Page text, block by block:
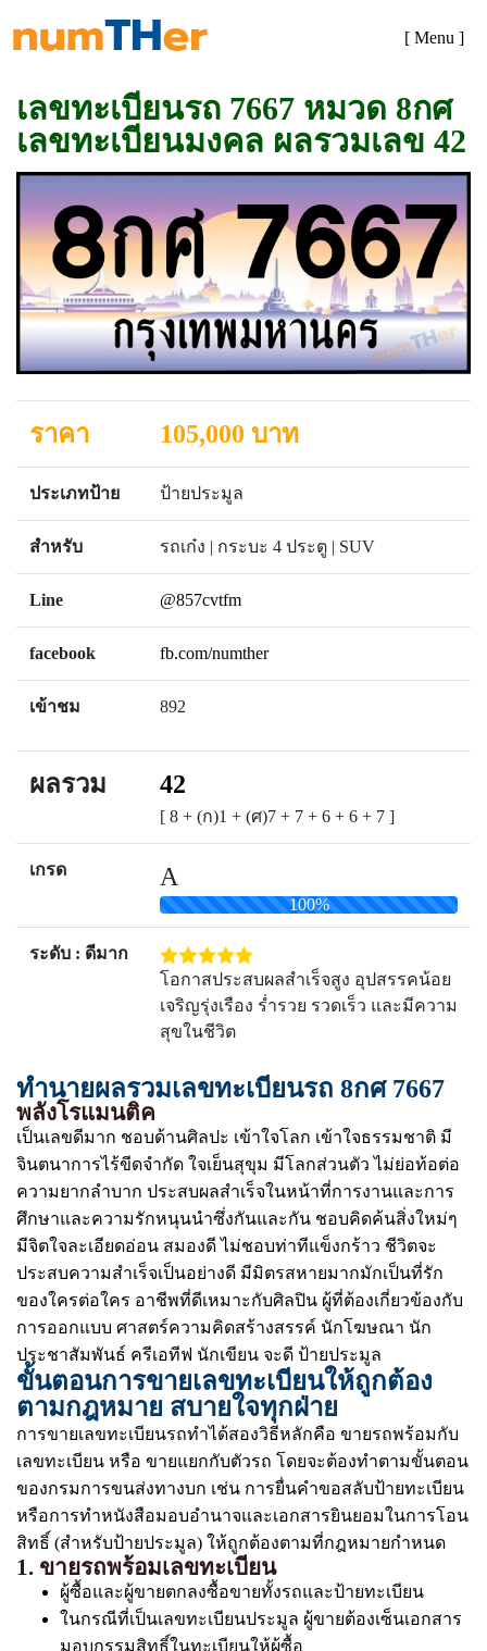
[ Menu ]
เลขทะเบียนรถ 7667 หมวด 8กศ
เลขทะเบียนมงคล ผลรวมเลข 42
ราคา 105,000 บาท
ประเภทป้าย ป้ายประมูล
สำหรับ รถเก๋ง | กระบะ 4 ประตู | SUV
Line @857cvtfm
facebook fb.com/numther
เข้าชม 892
ผลรวม 42
[ 8 + (ก)1 + (ศ)7 + 7 + 6 + 6 + 7 ]
เกรด A
100%
ระดับ : ดีมาก
โอกาสประสบผลสำเร็จสูง อุปสรรคน้อย
เจริญรุ่งเรือง ร่ำรวย รวดเร็ว และมีความ
สุขในชีวิต
ทำนายผลรวมเลขทะเบียนรถ 8กศ 7667
พลังโรแมนติค
เป็นเลขดีมาก ชอบด้านศิลปะ เข้าใจโลก เข้าใจธรรมชาติ มี
จินตนาการไร้ขีดจำกัด ใจเย็นสุขุม มีโลกส่วนตัว ไม่ย่อท้อต่อ
ความยากลำบาก ประสบผลสำเร็จในหน้าที่การงานและการ
ศึกษาและความรักหนุนนำซึ่งกันและกัน ชอบคิดค้นสิ่งใหม่ๆ
มีจิตใจละเอียดอ่อน สมองดี ไม่ชอบท่าทีแข็งกร้าว ชีวิตจะ
ประสบความสำเร็จเป็นอย่างดี มีมิตรสหายมากมักเป็นที่รัก
ของใครต่อใคร อาชีพที่ดีเหมาะกับศิลปิน ผู้ที่ต้องเกี่ยวข้องกับ
การออกแบบ ศาสตร์ความคิดสร้างสรรค์ นักโฆษณา นัก
ประชาสัมพันธ์ ครีเอทีฟ นักเขียน จะดี ป้ายประมูล
ขั้นตอนการขายเลขทะเบียนให้ถูกต้อง
ตามกฎหมาย สบายใจทุกฝ่าย
การขายเลขทะเบียนรถทำได้สองวิธีหลักคือ ขายรถพร้อมกับ
เลขทะเบียน หรือ ขายแยกกับตัวรถ โดยจะต้องทำตามขั้นตอน
ของกรมการขนส่งทางบก เช่น การยื่นคำขอสลับป้ายทะเบียน
หรือการทำหนังสือมอบอำนาจและเอกสารยินยอมในการโอน
สิทธิ์ (สำหรับป้ายประมูล) ให้ถูกต้องตามที่กฎหมายกำหนด
1. ขายรถพร้อมเลขทะเบียน
ผู้ซื้อและผู้ขายตกลงซื้อขายทั้งรถและป้ายทะเบียน
ในกรณีที่เป็นเลขทะเบียนประมูล ผู้ขายต้องเซ็นเอกสาร
มอบกรรมสิทธิ์ในทะเบียนให้ผู้ซื้อ